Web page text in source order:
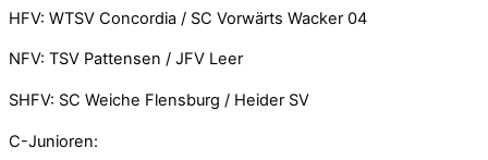
HFV: WTSV Concordia / SC Vorwärts Wacker 04
NFV: TSV Pattensen / JFV Leer
SHFV: SC Weiche Flensburg / Heider SV
C-Junioren: